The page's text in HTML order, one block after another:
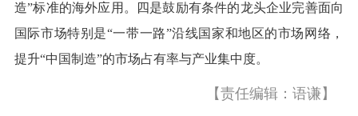
造”标准的海外应用。四是鼓励有条件的龙头企业完善面向
国际市场特别是“一带一路”沿线国家和地区的市场网络，
提升“中国制造”的市场占有率与产业集中度。
【责任编辑：语谦】